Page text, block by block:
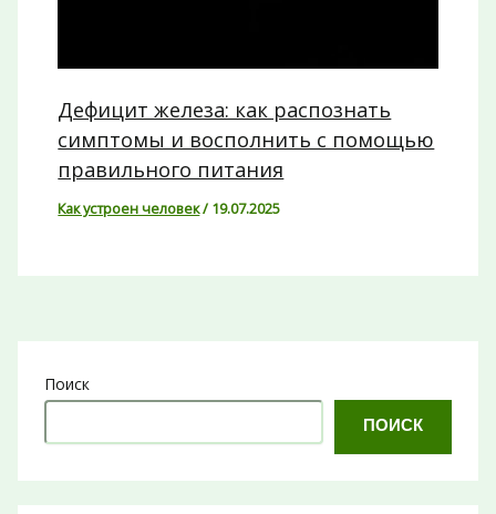
Дефицит железа: как распознать
симптомы и восполнить с помощью
правильного питания
Как устроен человек/ 19.07.2025
Поиск
ПОИСК